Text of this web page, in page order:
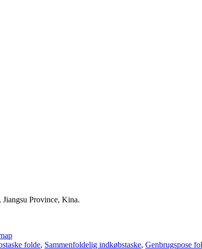
Province, Kina.
folde, Sammenfoldelig indkøbstaske, Genbrugspose